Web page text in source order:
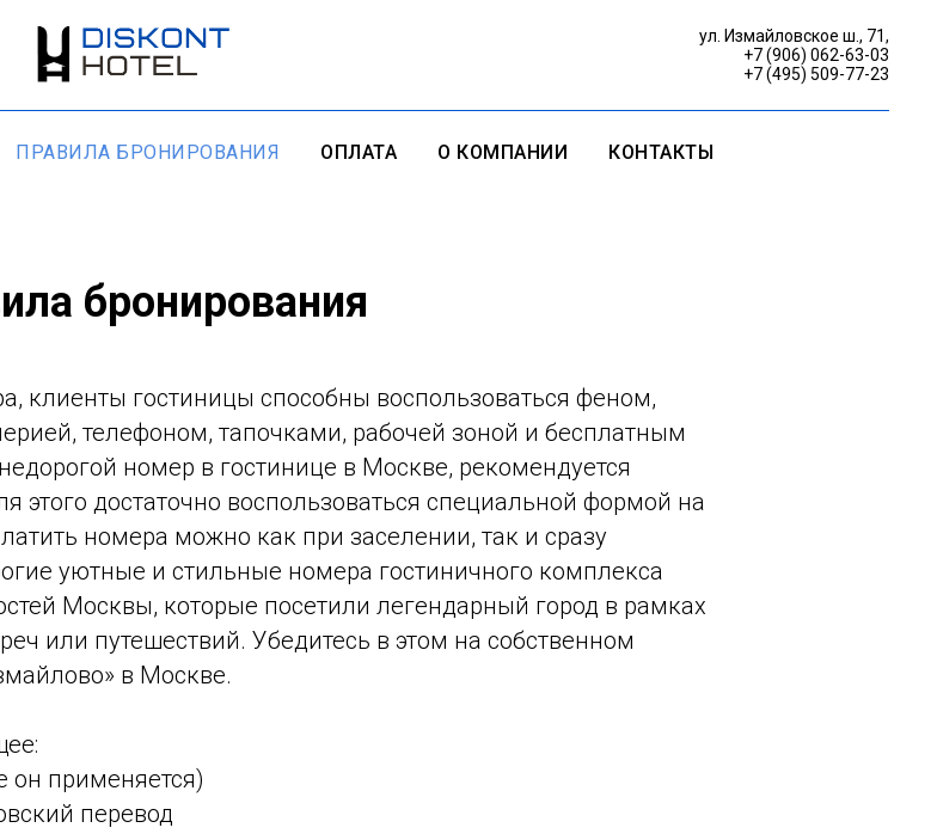
ул. Измайловское ш., 71,
+7 (906) 062-63-03
+7 (495) 509-77-23
ПРАВИЛА БРОНИРОВАНИЯ ОПЛАТА О КОМПАНИИ КОНТАКТЫ
бронирования
клиенты гостиницы способны воспользоваться феном,
телефоном, тапочками, рабочей зоной и бесплатным
номер в гостинице в Москве, рекомендуется
этого достаточно воспользоваться специальной формой на
номера можно как при заселении, так и сразу
уютные и стильные номера гостиничного комплекса
Москвы, которые посетили легендарный город в рамках
или путешествий. Убедитесь в этом на собственном
в Москве.
он применяется)
перевод